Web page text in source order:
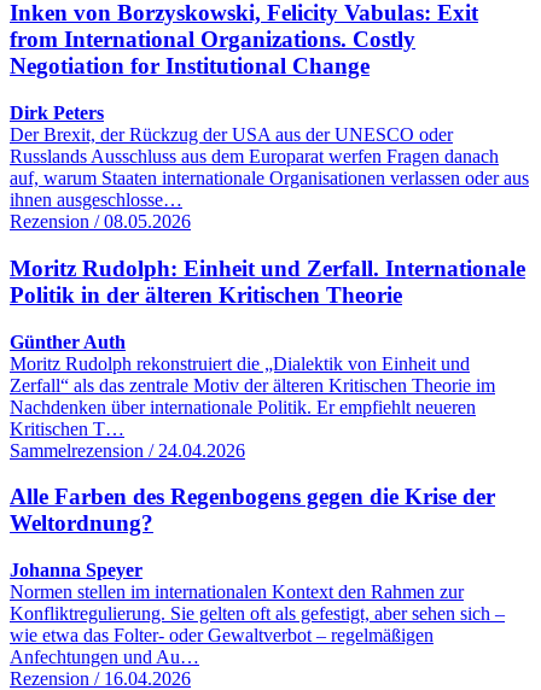
Inken von Borzyskowski, Felicity Vabulas: Exit
from International Organizations. Costly
Negotiation for Institutional Change
Dirk Peters
Der Brexit, der Rückzug der USA aus der UNESCO oder
Russlands Ausschluss aus dem Europarat werfen Fragen danach
auf, warum Staaten internationale Organisationen verlassen oder aus
ihnen ausgeschlosse…
Rezension / 08.05.2026
Moritz Rudolph: Einheit und Zerfall. Internationale
Politik in der älteren Kritischen Theorie
Günther Auth
Moritz Rudolph rekonstruiert die „Dialektik von Einheit und
Zerfall“ als das zentrale Motiv der älteren Kritischen Theorie im
Nachdenken über internationale Politik. Er empfiehlt neueren
Kritischen T…
Sammelrezension / 24.04.2026
Alle Farben des Regenbogens gegen die Krise der
Weltordnung?
Johanna Speyer
Normen stellen im internationalen Kontext den Rahmen zur
Konfliktregulierung. Sie gelten oft als gefestigt, aber sehen sich –
wie etwa das Folter- oder Gewaltverbot – regelmäßigen
Anfechtungen und Au…
Rezension / 16.04.2026